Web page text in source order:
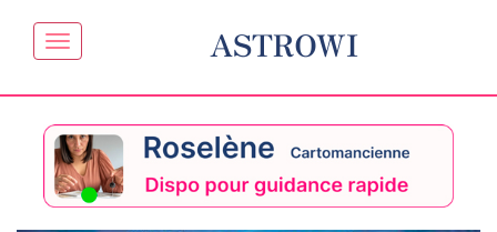
ASTROWI